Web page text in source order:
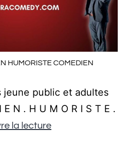
HUMORISTE COMEDIEN
jeune public et adultes
E N . H U M O R I S T E .
la lecture